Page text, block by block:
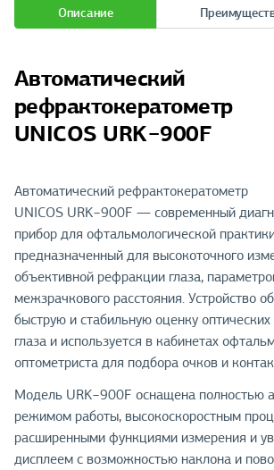
Описание
Автоматический
рефрактокератометр
UNICOS URK−900F
Автоматический рефрактокератометр
UNICOS URK−900F — современный
прибор для офтальмологической
предназначенный для высокоточного
объективной рефракции глаза,
межзрачкового расстояния. Устройство
быструю и стабильную оценку оптических
глаза и используется в кабинетах
оптометриста для подбора очков и
Модель URK−900F оснащена полностью
режимом работы, высокоскоростным
расширенными функциями измерения и
дисплеем с возможностью наклона и